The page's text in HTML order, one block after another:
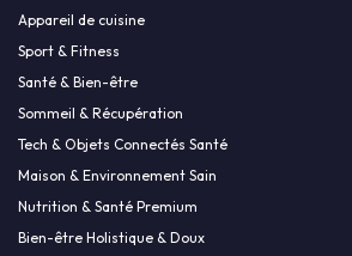
Appareil de cuisine
Sport & Fitness
Santé & Bien-être
Sommeil & Récupération
Tech & Objets Connectés Santé
Maison & Environnement Sain
Nutrition & Santé Premium
Bien-être Holistique & Doux